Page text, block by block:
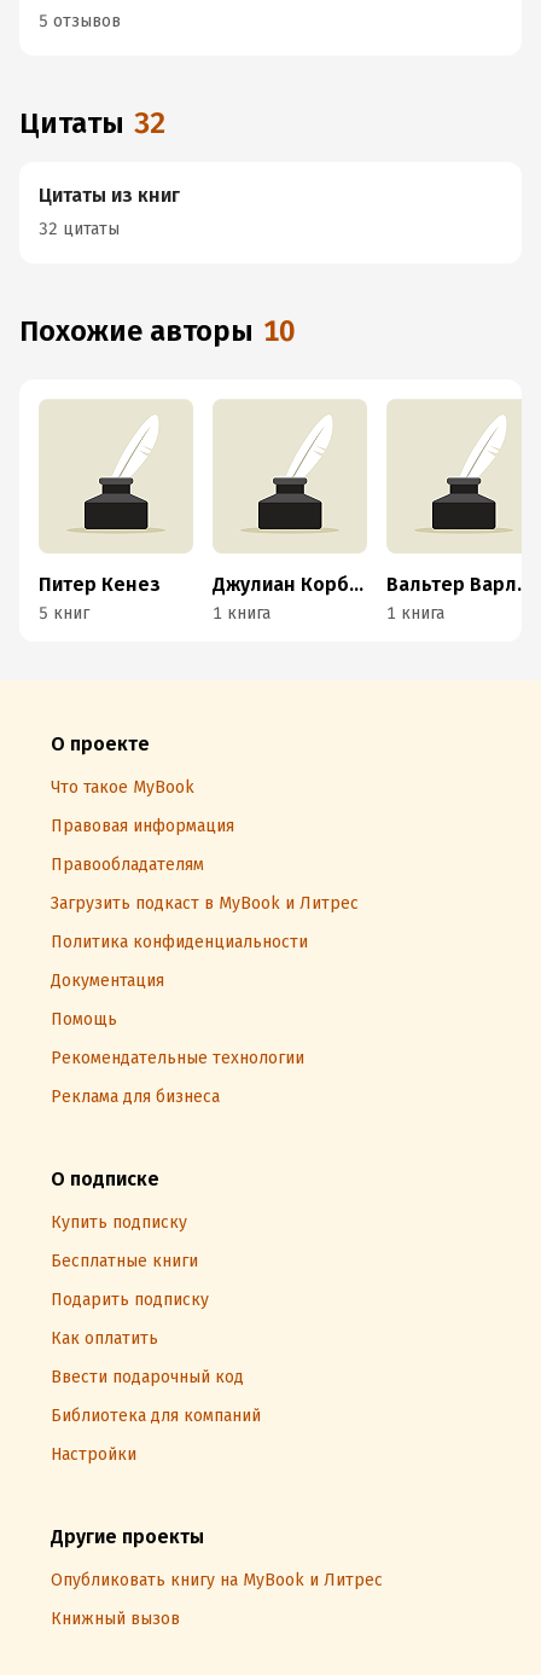
5 отзывов
Цитаты 32
Цитаты из книг
32 цитаты
Похожие авторы 10
Питер Кенез
5 книг
Джулиан Корбетт
1 книга
Вальтер Варлимонт
1 книга
О проекте
Что такое MyBook
Правовая информация
Правообладателям
Загрузить подкаст в MyBook и Литрес
Политика конфиденциальности
Документация
Помощь
Рекомендательные технологии
Реклама для бизнеса
О подписке
Купить подписку
Бесплатные книги
Подарить подписку
Как оплатить
Ввести подарочный код
Библиотека для компаний
Настройки
Другие проекты
Опубликовать книгу на MyBook и Литрес
Книжный вызов